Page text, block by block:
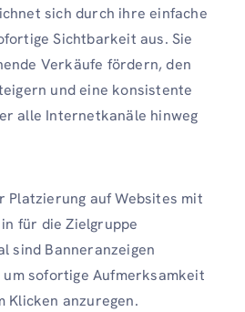
sich durch ihre einfache
Sichtbarkeit aus. Sie
Verkäufe fördern, den
und eine konsistente
alle Internetkanäle hinweg
Platzierung auf Websites mit
für die Zielgruppe
sind Banneranzeigen
sofortige Aufmerksamkeit
Klicken anzuregen.